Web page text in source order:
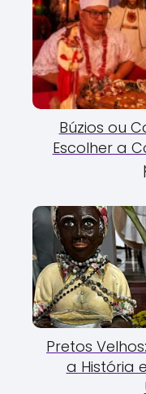
Búzios ou
Escolher a
Pretos
a História